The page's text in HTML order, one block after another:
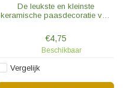
De leukste en kleinste
keramische paasdecoratie van
€4,75
Beschikbaar
Vergelijk